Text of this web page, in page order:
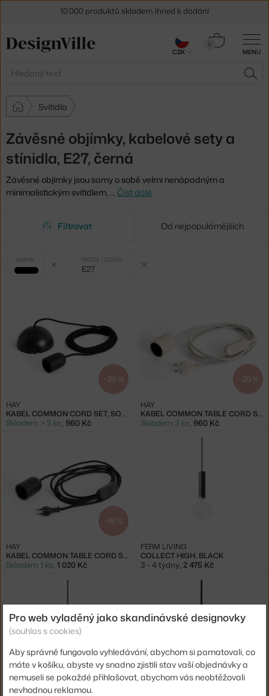
MENU
Hledat
0
Košík
Svítidla
Závěsné objímky, kabelové sety a
stínidla, E27, černá
Závěsné objímky jsou samy o sobě velmi nenápadným a
minimalistickým svítidlem, … Číst dále
Filtrovat Od nejpopulárnějších
Vybrané
filtry:
BARVA
černá
Zrušit filtr
PATICE / ZDROJ
E27
−20 %
KABEL COMMON CORD SET, SOFT BLACK
HAY
Skladem > 5 ks 960 Kč
−20 %
KABEL COMMON TABLE CORD SET, CLAY WHITE
HAY
Skladem 3 ks 960 Kč
−15 %
KABEL COMMON TABLE CORD SET, SOFT BLACK
HAY
Skladem 1 ks, 1 020 Kč
COLLECT HIGH, BLACK
FERM LIVING
3 - 4 týdny, 2 475 Kč
−20 %
FERM LIVING
10.000 produktů skladem ihned k dodání
30 dní na vrácení zbožíCZK
Pro web vyladěný jako skandinávské designovky
(souhlas s cookies)
Aby správně fungovalo vyhledávání, abychom si pamatovali, co
máte v košíku, abyste vy snadno zjistili stav vaší objednávky a
nemuseli se pokaždé přihlašovat, abychom vás neobtěžovali
nevhodnou reklamou.